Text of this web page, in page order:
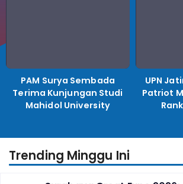
PAM Surya Sembada
Terima Kunjungan Studi
Mahidol University
UPN
Patriot
Trending Minggu Ini